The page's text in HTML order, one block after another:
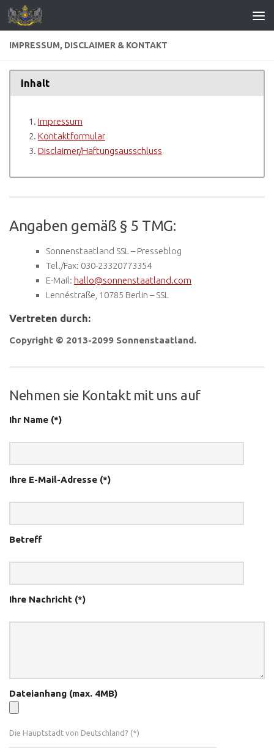
Zum Inhalt springen
IMPRESSUM, DISCLAIMER & KONTAKT
Inhalt
Impressum
Kontaktformular
Disclaimer/Haftungsausschluss
Angaben gemäß § 5 TMG:
Sonnenstaatland SSL – Presseblog
Tel./Fax: 030-23320773354
E-Mail: hallo@sonnenstaatland.com
Lennéstraße, 10785 Berlin – SSL
Vertreten durch:
Copyright © 2013-2099 Sonnenstaatland.
Nehmen sie Kontakt mit uns auf
Ihr Name (*)
Ihre E-Mail-Adresse (*)
Betreff
Ihre Nachricht (*)
Dateianhang (max. 4MB)
Die Hauptstadt von Deutschland? (*)